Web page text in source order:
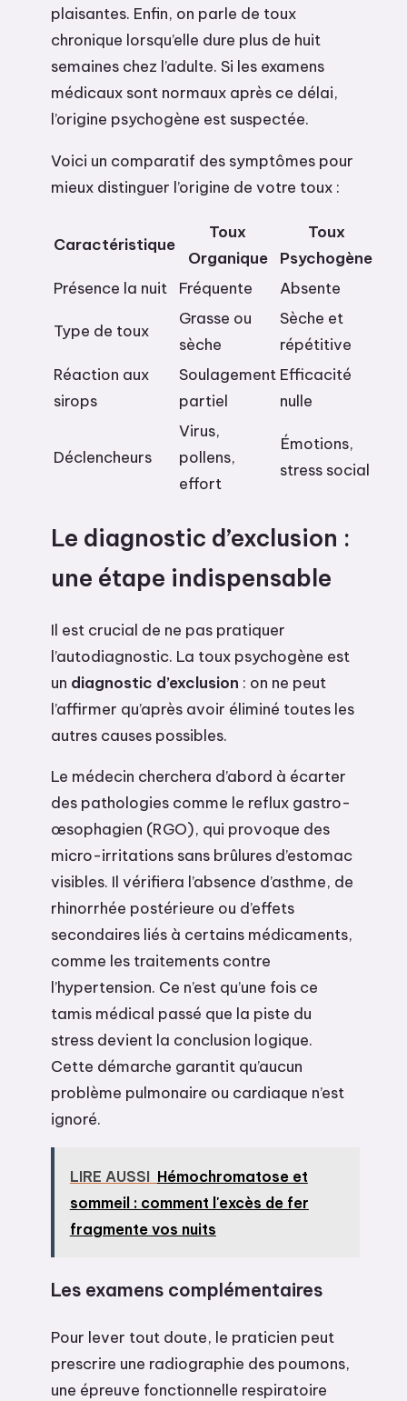
plaisantes. Enfin, on parle de toux
chronique lorsqu’elle dure plus de huit
semaines chez l’adulte. Si les examens
médicaux sont normaux après ce délai,
l’origine psychogène est suspectée.
Voici un comparatif des symptômes pour
mieux distinguer l’origine de votre toux :
Caractéristique
Toux
Organique
Toux
Psychogène
Présence la nuit
Fréquente Absente
Type de toux
Grasse ou
sèche
Sèche et
répétitive
Réaction aux
sirops
Soulagement
partiel
Efficacité
nulle
Déclencheurs
Virus,
pollens,
effort
Émotions,
stress social
Le diagnostic d’exclusion :
une étape indispensable
Il est crucial de ne pas pratiquer
l’autodiagnostic. La toux psychogène est
un diagnostic d’exclusion : on ne peut
l’affirmer qu’après avoir éliminé toutes les
autres causes possibles.
Le médecin cherchera d’abord à écarter
des pathologies comme le reflux gastro-
œsophagien (RGO), qui provoque des
micro-irritations sans brûlures d’estomac
visibles. Il vérifiera l’absence d’asthme, de
rhinorrhée postérieure ou d’effets
secondaires liés à certains médicaments,
comme les traitements contre
l’hypertension. Ce n’est qu’une fois ce
tamis médical passé que la piste du
stress devient la conclusion logique.
Cette démarche garantit qu’aucun
problème pulmonaire ou cardiaque n’est
ignoré.
LIRE AUSSI Hémochromatose et
sommeil : comment l'excès de fer
fragmente vos nuits
Les examens complémentaires
Pour lever tout doute, le praticien peut
prescrire une radiographie des poumons,
une épreuve fonctionnelle respiratoire